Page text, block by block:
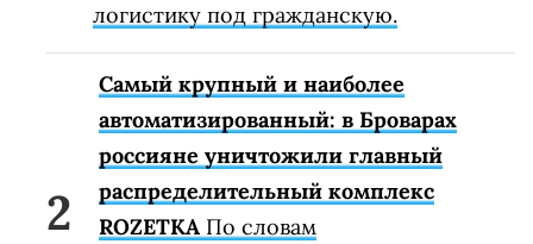
логистику под гражданскую.
Самый крупный и наиболее
автоматизированный: в Броварах
россияне уничтожили главный
распределительный комплекс
ROZETKA По словам